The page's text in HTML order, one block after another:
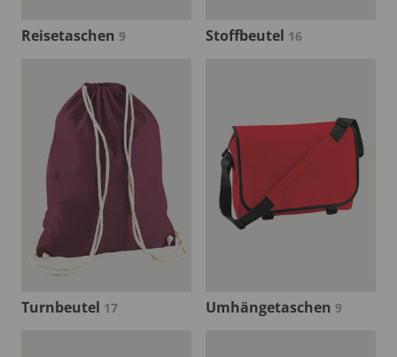
Reisetaschen 9 Stoffbeutel 16
Turnbeutel 17 Umhängetaschen 9